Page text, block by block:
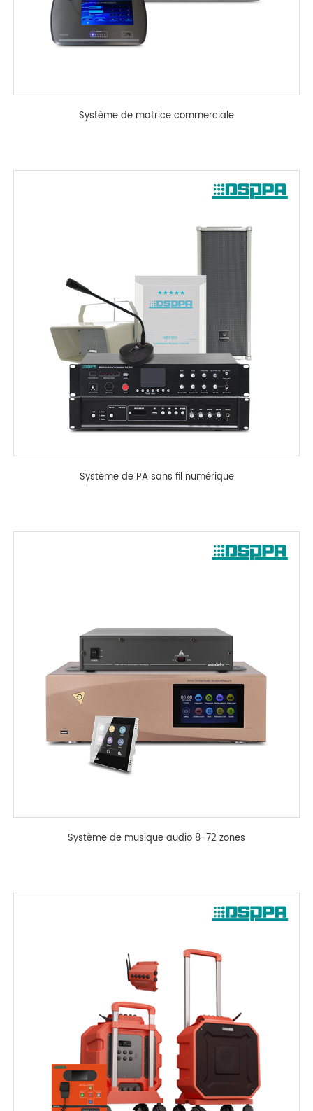
Système de matrice commerciale
Système de PA sans fil numérique
Système de musique audio 8-72 zones